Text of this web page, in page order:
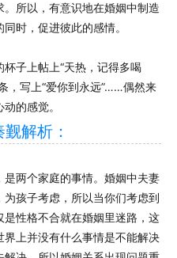
所以，有意识地在婚姻中制造
时，促进彼此的感情。
子上帖上“天热，记得多喝
，写上“爱你到永远”……偶然来
的感觉。
解析：
两个家庭的事情。婚姻中夫妻
孩子考虑，所以当你们考虑到
性格不合就在婚姻里迷路，这
上并没有什么事情是不能解决